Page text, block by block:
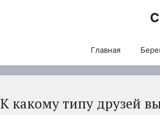
Главная
К какому типу друзей